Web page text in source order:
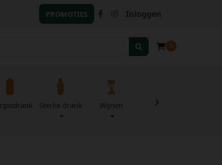
PROMOTIES Inloggen
0
Sterke drank Wijnen Zuivel
›